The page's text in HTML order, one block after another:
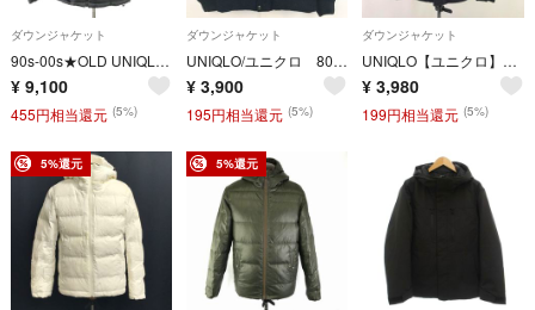
ダウンジャケット
90s-00s★OLD UNIQLO/ユニクロ★ダウンジャケット【メンズXL/黒/ブラック】紺タグ/Vintage/Coat/Jacket/Jumper◆TBH984
¥ 9,100
455円相当還元 (5%)
ダウンジャケット
UNIQLO/ユニクロ 80％ダウンジャケット/ウール地【メンズS】黒/ブラック 管NO.A16-22
¥ 3,900
195円相当還元 (5%)
ダウンジャケット
UNIQLO【ユニクロ】肉厚/80%ダウンジャケット【メンズS/ネイビー/navy】アウター/ブルゾン/ブレザー/Jacket/Jumper◆BJ037-b
¥ 3,980
199円相当還元 (5%)
5%還元 5%還元